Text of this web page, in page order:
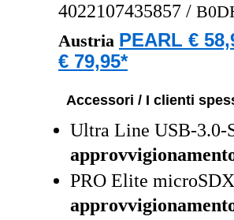
4022107435857 /
Austria PEARL €
€ 79,95*
Accessori / I clienti
Ultra Line USB-3.0-
PRO Elite